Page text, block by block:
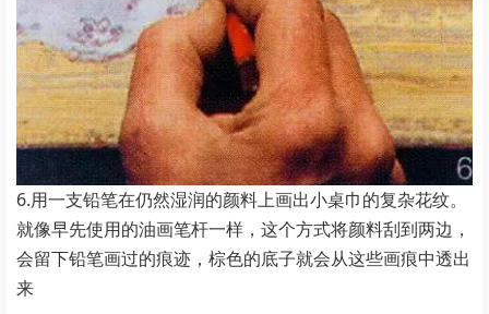
6.用一支铅笔在仍然湿润的颜料上画出小桌巾的复杂花纹。
就像早先使用的油画笔杆一样，这个方式将颜料刮到两边，
会留下铅笔画过的痕迹，棕色的底子就会从这些画痕中透出
来